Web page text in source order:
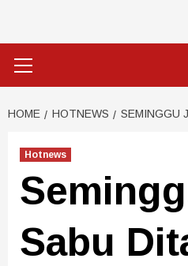
HOME HOTNEWS SEMINGGU
Hotnews
Sabu